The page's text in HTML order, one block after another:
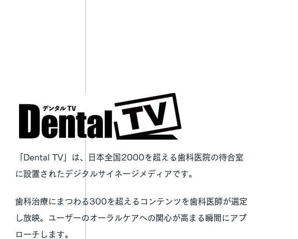
「Dental TV」は、日本全国2000を超える歯科医院の待合室
に設置されたデジタルサイネージメディアです。
歯科治療にまつわる300を超えるコンテンツを歯科医師が選定
し放映。ユーザーのオーラルケアへの関心が高まる瞬間にアプ
ローチします。